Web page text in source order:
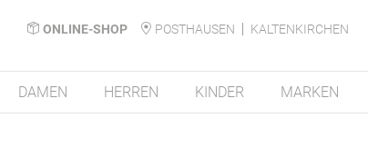
ONLINE-SHOP POSTHAUSEN
KALTENKIRCHEN
DAMEN HERREN KINDER MARKEN